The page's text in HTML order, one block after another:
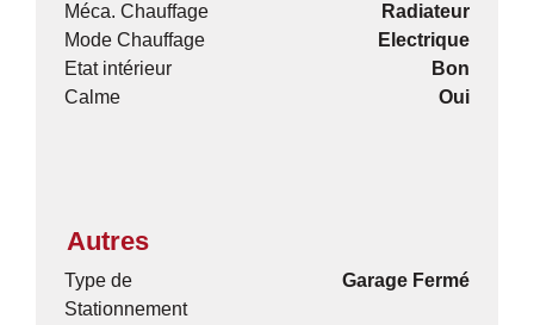
Méca. Chauffage
Radiateur
Mode Chauffage
Electrique
Etat intérieur
Bon
Calme
Oui
Autres
Type de
Stationnement
Garage Fermé